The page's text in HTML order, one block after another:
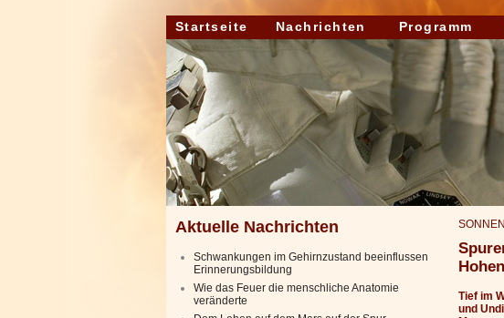
Startseite Nachrichten Programm
Aktuelle Nachrichten
Schwankungen im Gehirnzustand beeinflussen
Erinnerungsbildung
Wie das Feuer die menschliche Anatomie
veränderte
Tief im
und